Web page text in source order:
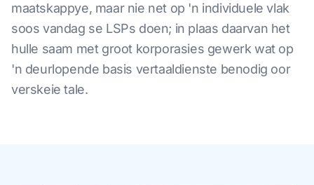
maatskappye, maar nie net op 'n individuele vlak
soos vandag se LSPs doen; in plaas daarvan het
hulle saam met groot korporasies gewerk wat op
'n deurlopende basis vertaaldienste benodig oor
verskeie tale.